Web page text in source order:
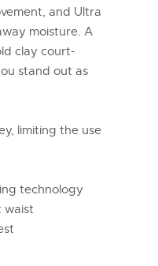
and Ultra
moisture. A
clay court-
stand out as
limiting the use
technology
waist